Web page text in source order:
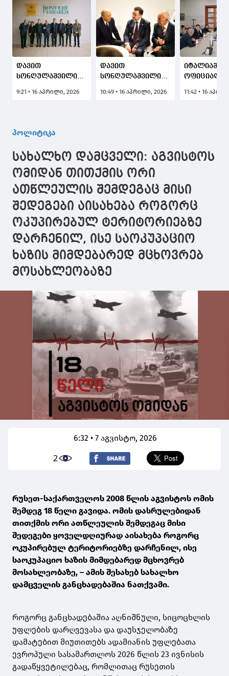
დავით
სონღულაშვილი
აგროინდუსტრიული
მიმართულებებს
9:21 • 16 აპრილი, 2026
დავით
სონღულაშვილი
10:49 • 16 აპრილი, 2026
იტალიაში
"Mazzoni"
შეხვდა
11:42 • 16
პოლიტიკა
სახალხო დამცველი: აგვისტოს
ომიდან თითქმის ორი
ათწლეულის შემდეგაც მისი
შედეგები აისახება როგორც
ოკუპირებულ ტერიტორიებზე
დარჩენილ, ისე საოკუპაციო
ხაზის მიმდებარედ მცხოვრებ
მოსახლეობაზე
6:32 • 7 აგვისტო, 2026
2
რუსეთ-საქართველოს 2008 წლის აგვისტოს ომის
შემდეგ 18 წელი გავიდა. ომის დასრულებიდან
თითქმის ორი ათწლეულის შემდეგაც მისი
შედეგები ყოველდღიურად აისახება როგორც
ოკუპირებულ ტერიტორიებზე დარჩენილ, ისე
საოკუპაციო ხაზის მიმდებარედ მცხოვრებ
მოსახლეობაზე, – ამის შესახებ სახალხო
დამცველის განცხადებაშია ნათქვამი.
როგორც განცხადებაშია აღნიშნული, სიცოცხლის
უფლების დარღვევასა და დაუსჯელობაზე
დამატებით მიუთითებს ადამიანის უფლებათა
ევროპული სასამართლოს 2026 წლის 23 ივნისის
გადაწყვეტილებაც, რომლითაც რუსეთის